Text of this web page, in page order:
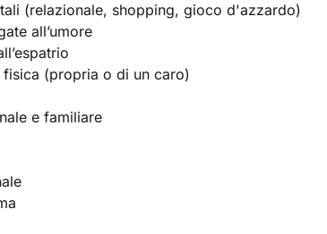
(relazionale, shopping, gioco d'azzardo)
all’umore
(propria o di un caro)
e familiare